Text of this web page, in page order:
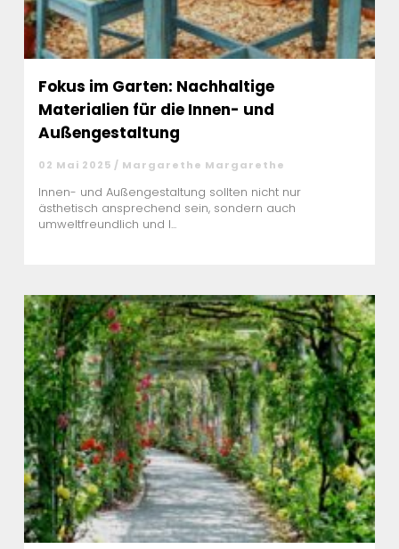
Fokus im Garten: Nachhaltige
Materialien für die Innen- und
Außengestaltung
02 Mai 2025 / Margarethe Margarethe
Innen- und Außengestaltung sollten nicht nur
ästhetisch ansprechend sein, sondern auch
umweltfreundlich und l...